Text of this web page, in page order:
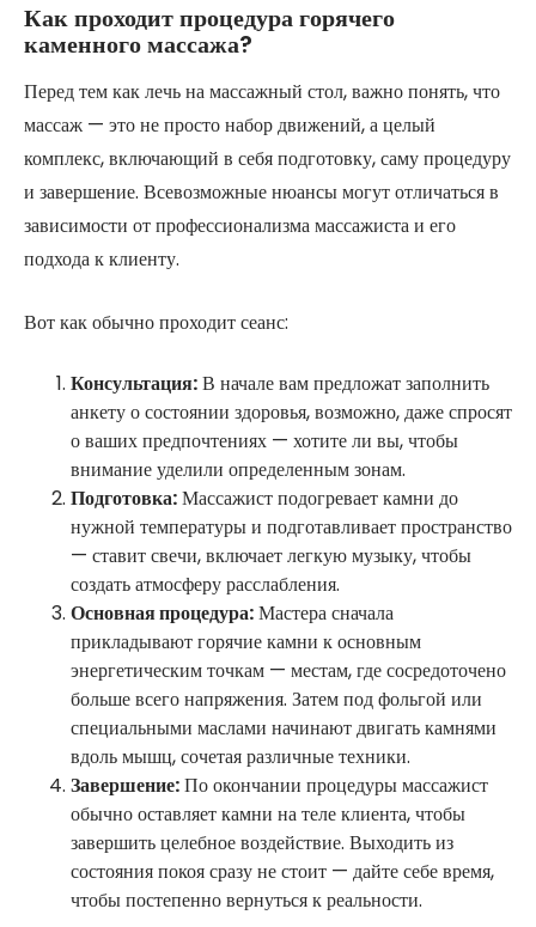
Как проходит процедура горячего
каменного массажа?
Перед тем как лечь на массажный стол, важно понять, что
массаж — это не просто набор движений, а целый
комплекс, включающий в себя подготовку, саму процедуру
и завершение. Всевозможные нюансы могут отличаться в
зависимости от профессионализма массажиста и его
подхода к клиенту.
Вот как обычно проходит сеанс:
Консультация:В начале вам предложат заполнить
анкету о состоянии здоровья, возможно, даже спросят
о ваших предпочтениях — хотите ли вы, чтобы
внимание уделили определенным зонам.
Подготовка:Массажист подогревает камни до
нужной температуры и подготавливает пространство
— ставит свечи, включает легкую музыку, чтобы
создать атмосферу расслабления.
Основная процедура:Мастера сначала
прикладывают горячие камни к основным
энергетическим точкам — местам, где сосредоточено
больше всего напряжения. Затем под фольгой или
специальными маслами начинают двигать камнями
вдоль мышц, сочетая различные техники.
Завершение:По окончании процедуры массажист
обычно оставляет камни на теле клиента, чтобы
завершить целебное воздействие. Выходить из
состояния покоя сразу не стоит — дайте себе время,
чтобы постепенно вернуться к реальности.